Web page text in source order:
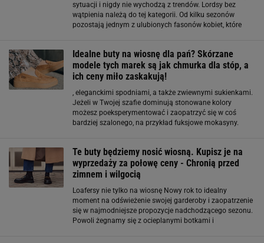
sytuacji i nigdy nie wychodzą z trendów. Lordsy bez
wątpienia należą do tej kategorii. Od kilku sezonów
pozostają jednym z ulubionych fasonów kobiet, które
Idealne buty na wiosnę dla pań? Skórzane
modele tych marek są jak chmurka dla stóp, a
ich ceny miło zaskakują!
, eleganckimi spodniami, a także zwiewnymi sukienkami.
Jeżeli w Twojej szafie dominują stonowane kolory
możesz poeksperymentować i zaopatrzyć się w coś
bardziej szalonego, na przykład fuksjowe mokasyny.
Te buty będziemy nosić wiosną. Kupisz je na
wyprzedaży za połowę ceny - Chronią przed
zimnem i wilgocią
Loafersy nie tylko na wiosnę Nowy rok to idealny
moment na odświeżenie swojej garderoby i zaopatrzenie
się w najmodniejsze propozycje nadchodzącego sezonu.
Powoli żegnamy się z ocieplanymi botkami i